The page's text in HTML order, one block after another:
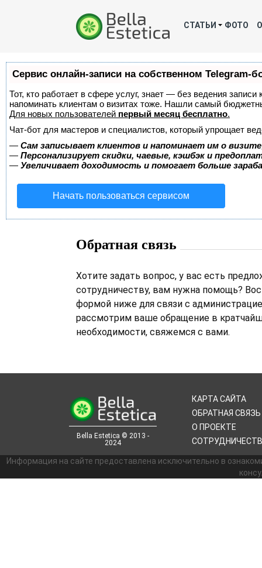
СТАТЬИ ФОТО
Сервис онлайн-записи на собственном Telegram-
Тот, кто работает в сфере услуг, знает — без ведения
напоминать клиентам о визитах тоже. Нашли самый
Для новых пользователей первый месяц бесплатно.
Чат-бот для мастеров и специалистов, который упрощает
— Сам записывает клиентов и напоминает им о
— Персонализирует скидки, чаевые, кэшбэк и
— Увеличивает доходимость и помогает больше
Начать пользоваться сервисом
Обратная связь
Хотите задать вопрос, у вас есть
сотрудничеству, вам нужна помощь?
формой ниже для связи с
рассмотрим ваше обращение в
необходимости, свяжемся с вами.
Bella Estetica © 2013 -
2024
КАРТА САЙТА
ОБРАТНАЯ СВЯЗЬ
О ПРОЕКТЕ
Информация на сайте предоставлена исключительно в